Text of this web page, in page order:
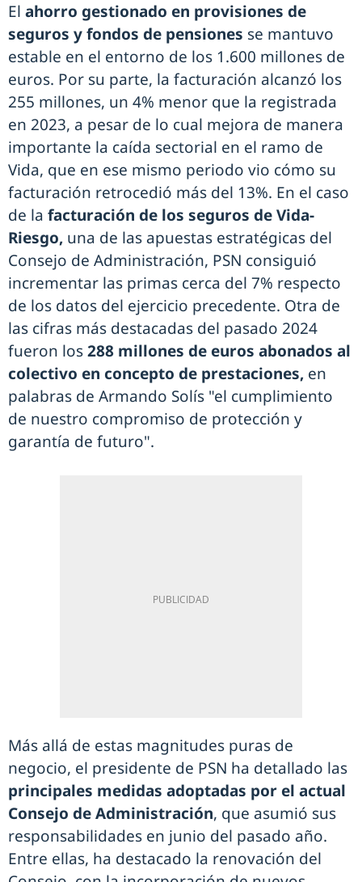
El ahorro gestionado en provisiones de
seguros y fondos de pensiones se mantuvo
estable en el entorno de los 1.600 millones de
euros. Por su parte, la facturación alcanzó los
255 millones, un 4% menor que la registrada
en 2023, a pesar de lo cual mejora de manera
importante la caída sectorial en el ramo de
Vida, que en ese mismo periodo vio cómo su
facturación retrocedió más del 13%. En el caso
de la facturación de los seguros de Vida-
Riesgo, una de las apuestas estratégicas del
Consejo de Administración, PSN consiguió
incrementar las primas cerca del 7% respecto
de los datos del ejercicio precedente. Otra de
las cifras más destacadas del pasado 2024
fueron los288 millones de euros abonados al
colectivo en concepto de prestaciones, en
palabras de Armando Solís "el cumplimiento
de nuestro compromiso de protección y
garantía de futuro".
Más allá de estas magnitudes puras de
negocio, el presidente de PSN ha detallado las
principales medidas adoptadas por el actual
Consejo de Administración, que asumió sus
responsabilidades en junio del pasado año.
Entre ellas, ha destacado la renovación del